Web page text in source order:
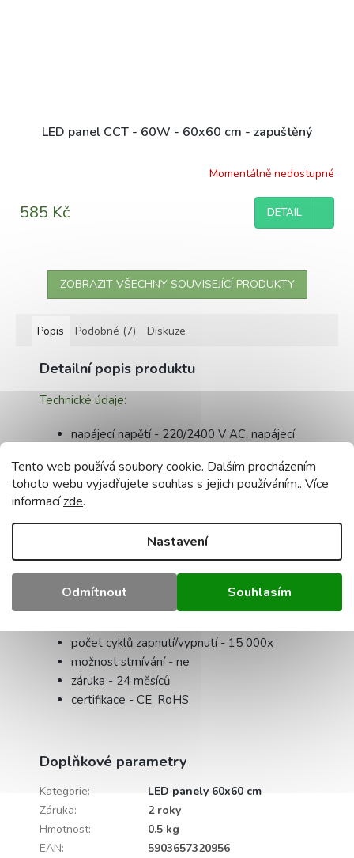
Tento web používá soubory cookie. Dalším procházením
tohoto webu vyjadřujete souhlas s jejich používáním.. Více
informacízde.
Nastavení
Odmítnout Souhlasím
LED panel CCT - 60W - 60x60 cm - zapuštěný
Momentálně nedostupné
585 Kč DETAIL
ZOBRAZIT VŠECHNY SOUVISEJÍCÍ PRODUKTY
Popis Podobné (7) Diskuze
Detailní popis produktu
Technické údaje:
napájecí napětí - 220/2400 V AC, napájecí
barva svítidla - černý rám, mléčné stínidlo
velikost - 59,5 x 59,5 cm
výkon - 40 W
typ montáže - povrchová, zapuštěná,
světelný tok - 3900lm
počet cyklů zapnutí/vypnutí - 15 000x
možnost stmívání - ne
záruka - 24 měsíců
certifikace - CE, RoHS
Doplňkové parametry
Kategorie:
LED panely 60x60 cm
Záruka:
2 roky
Hmotnost:
0.5 kg
EAN:
5903657320956